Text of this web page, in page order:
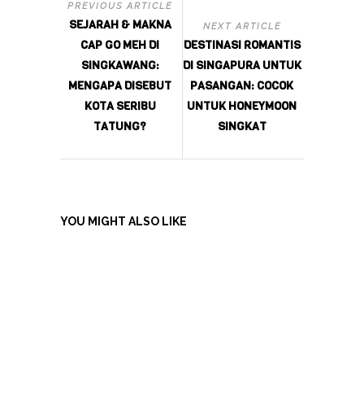
PREVIOUS ARTICLE
SEJARAH & MAKNA
CAP GO MEH DI
SINGKAWANG:
MENGAPA DISEBUT
KOTA SERIBU
TATUNG?
NEXT ARTICLE
DESTINASI ROMANTIS
DI SINGAPURA UNTUK
PASANGAN: COCOK
UNTUK HONEYMOON
SINGKAT
YOU MIGHT ALSO LIKE